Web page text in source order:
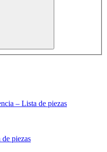
– Lista de piezas
piezas